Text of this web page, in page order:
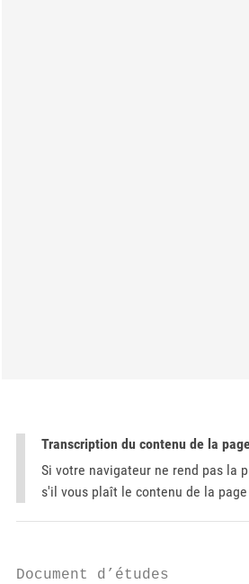
Transcription du contenu de la
Si votre navigateur ne rend pas la
s'il vous plaît le contenu de la
Document d’études